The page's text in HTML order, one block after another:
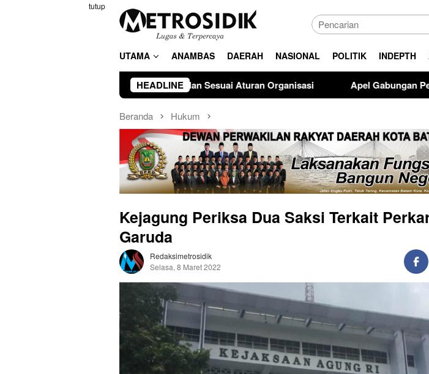
tutup
UTAMA ANAMBAS DAERAH NASIONAL POLITIK INDEPTH
HEADLINE
Proses Berjalan Sesuai Aturan Organisasi Apel Gabungan Pemko Batam, Amsakar
Beranda Hukum
Kejagung Periksa Dua Saksi Terkait
Garuda
Redaksimetrosidik
Selasa, 8 Maret 2022